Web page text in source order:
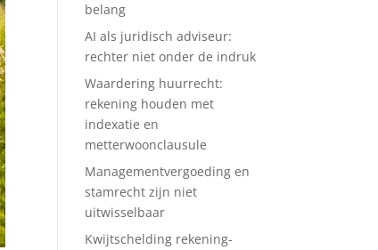
belang
AI als juridisch adviseur:
rechter niet onder de indruk
Waardering huurrecht:
rekening houden met
indexatie en
metterwoonclausule
Managementvergoeding en
stamrecht zijn niet
uitwisselbaar
Kwijtschelding rekening-